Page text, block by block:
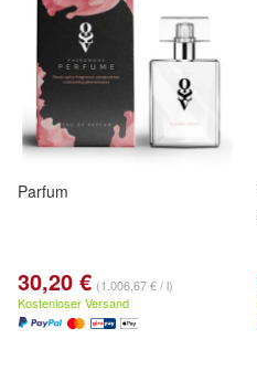
Parfum
30,20 € (1.006,67 € / l)
Kostenloser Versand